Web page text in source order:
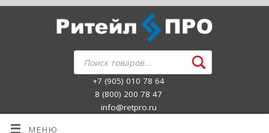
+7 (905) 010 78 64
8 (800) 200 78 47
info@retpro.ru
МЕНЮ